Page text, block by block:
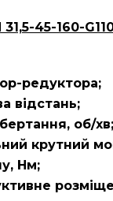
45-160-
редуктора;
відстань;
об/хв;
крутний
Нм;